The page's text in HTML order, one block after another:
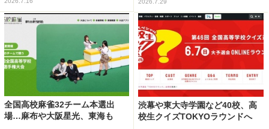
2026.7.29
全国高校麻雀32チーム本選出
場…麻布や大阪星光、東海も
渋幕や東大寺学園など40校、高
校生クイズTOKYOラウンドへ